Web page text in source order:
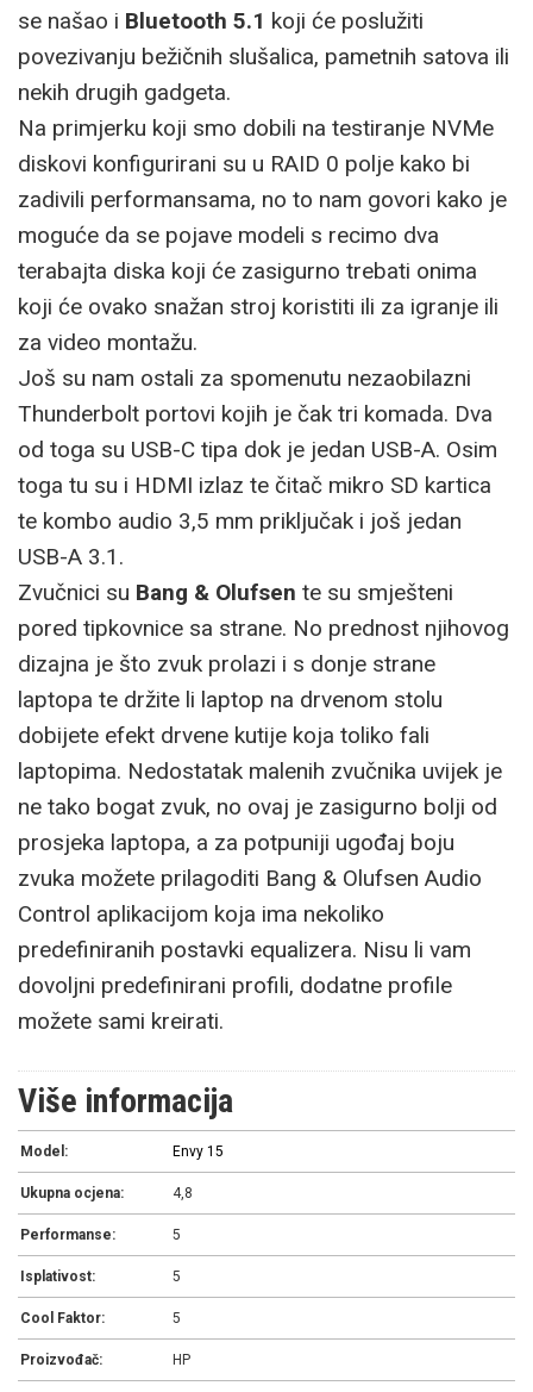
se našao i Bluetooth 5.1 koji će poslužiti
povezivanju bežičnih slušalica, pametnih satova ili
nekih drugih gadgeta.
Na primjerku koji smo dobili na testiranje NVMe
diskovi konfigurirani su u RAID 0 polje kako bi
zadivili performansama, no to nam govori kako je
moguće da se pojave modeli s recimo dva
terabajta diska koji će zasigurno trebati onima
koji će ovako snažan stroj koristiti ili za igranje ili
za video montažu.
Još su nam ostali za spomenutu nezaobilazni
Thunderbolt portovi kojih je čak tri komada. Dva
od toga su USB-C tipa dok je jedan USB-A. Osim
toga tu su i HDMI izlaz te čitač mikro SD kartica
te kombo audio 3,5 mm priključak i još jedan
USB-A 3.1.
Zvučnici su Bang & Olufsen te su smješteni
pored tipkovnice sa strane. No prednost njihovog
dizajna je što zvuk prolazi i s donje strane
laptopa te držite li laptop na drvenom stolu
dobijete efekt drvene kutije koja toliko fali
laptopima. Nedostatak malenih zvučnika uvijek je
ne tako bogat zvuk, no ovaj je zasigurno bolji od
prosjeka laptopa, a za potpuniji ugođaj boju
zvuka možete prilagoditi Bang & Olufsen Audio
Control aplikacijom koja ima nekoliko
predefiniranih postavki equalizera. Nisu li vam
dovoljni predefinirani profili, dodatne profile
možete sami kreirati.
Više informacija
Model: Envy 15
Ukupna ocjena: 4,8
Performanse: 5
Isplativost: 5
Cool Faktor: 5
Proizvođač: HP